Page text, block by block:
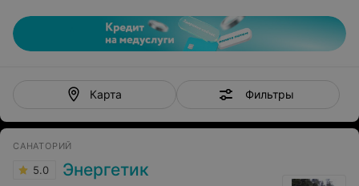
Карта Фильтры
САНАТОРИЙ
5.0 Энергетик